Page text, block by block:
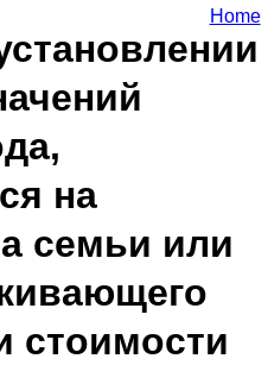
на
семьи или
стоимости
Home